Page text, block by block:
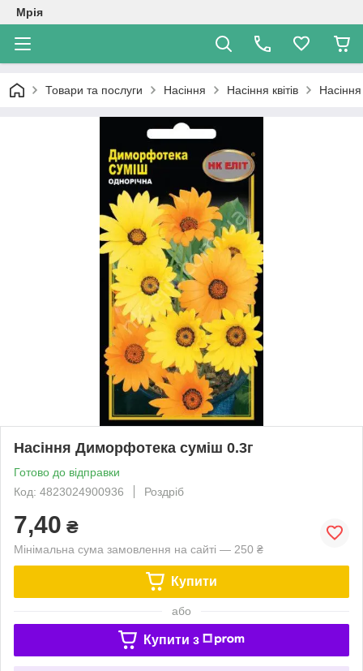
Мрія
Товари та послуги Насіння Насіння квітів
Насіння Диморфотека суміш 0.3г
Готово до відправки
Код: 4823024900936
Роздріб
7,40 ₴
Мінімальна сума замовлення на сайті — 250 ₴
Купити
або
Купити з